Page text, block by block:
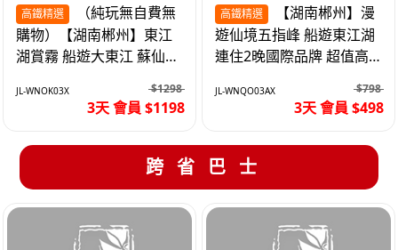
高鐵精選
購物）【湖南郴州】東江
湖賞霧 船遊大東江 蘇仙嶺
JL-WNOK03X $1298
3天 會員 $1198
高鐵精選
遊仙境五指峰 船遊東江湖
連住2晚國際品牌 超值高
JL-WNQO03AX $798
3天 會員 $498
跨省巴士